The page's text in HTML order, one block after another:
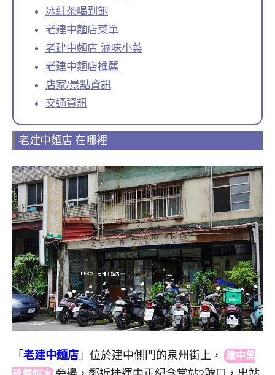
冰紅茶喝到飽
老建中麵店菜單
老建中麵店 滷味小菜
老建中麵店推薦
店家/景點資訊
交通資訊
老建中麵店 在哪裡
「 老建中麵店 」位於建中側門的泉州街上 ，
建中黑